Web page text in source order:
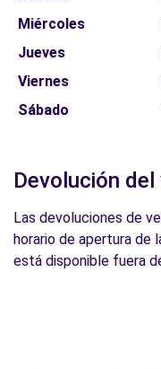
Miércoles
Jueves
Viernes
Sábado
Devolución
Las devoluciones de
horario de apertura de
está disponible fuera